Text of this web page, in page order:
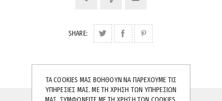
SHARE:
ΤΑ COOKIES ΜΑΣ ΒΟΗΘΟΎΝ ΝΑ ΠΑΡΈΧΟΥΜΕ ΤΙΣ
ΥΠΗΡΕΣΊΕΣ ΜΑΣ. ΜΕ ΤΗ ΧΡΉΣΗ ΤΩΝ ΥΠΗΡΕΣΙΏΝ